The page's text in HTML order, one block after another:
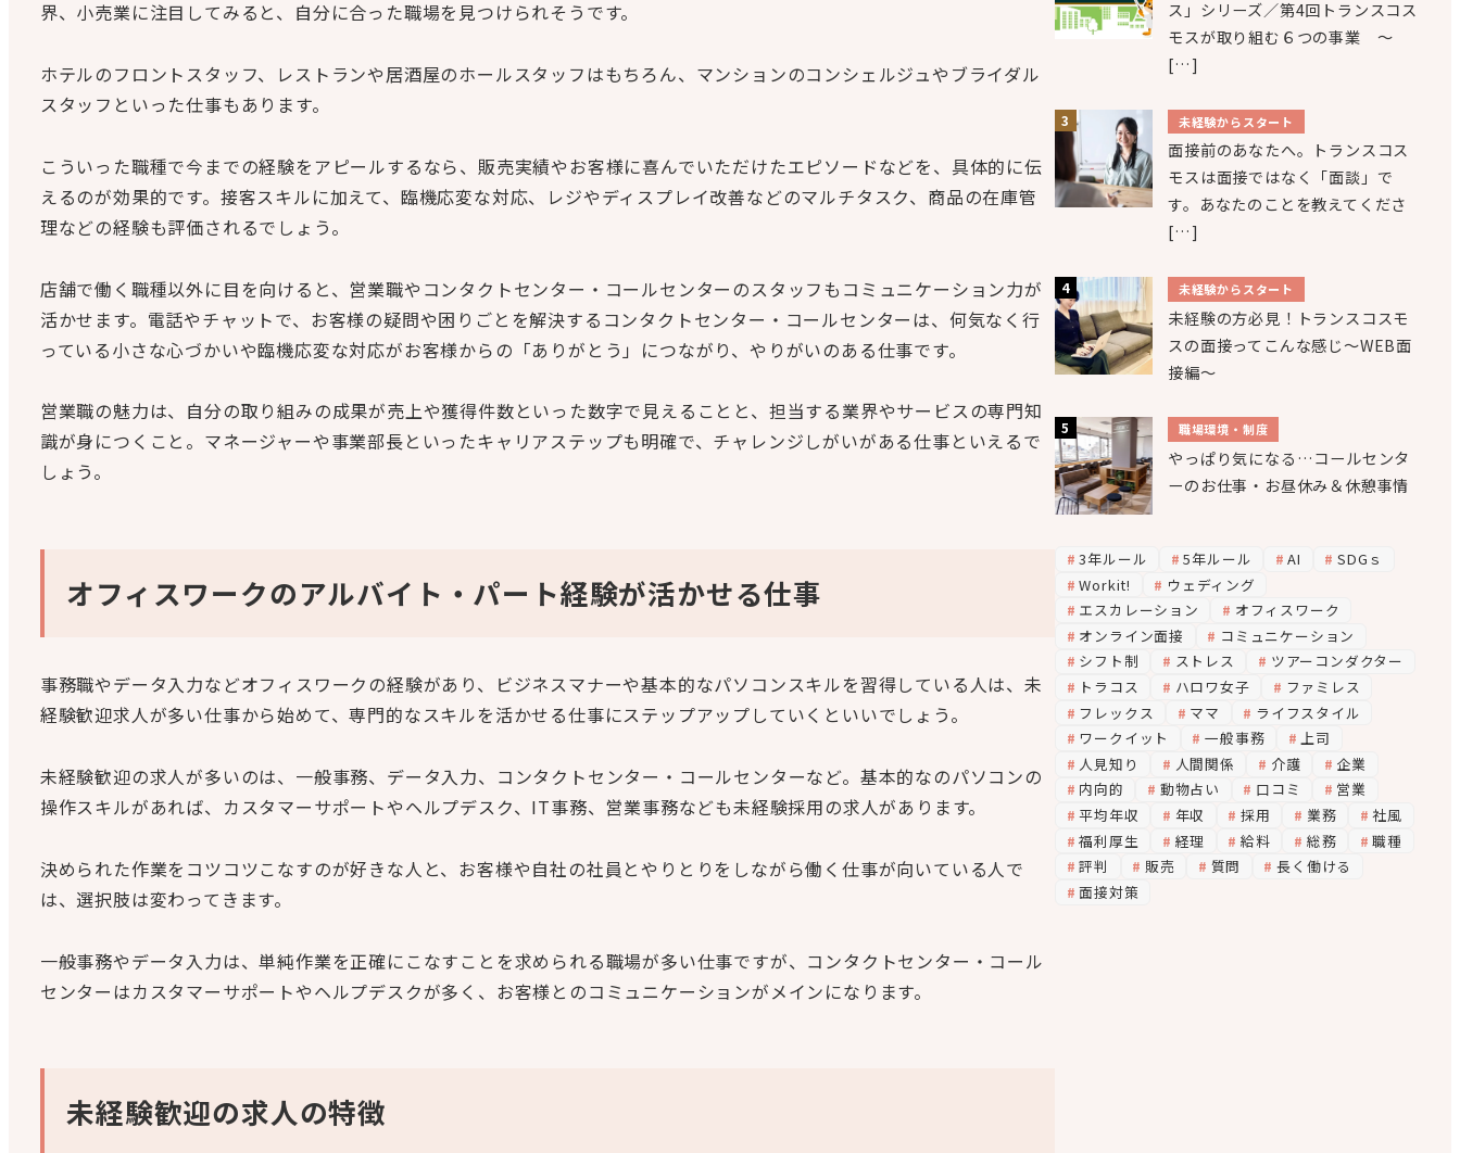
界、小売業に注目してみると、自分に合った職場を見つけられそうです。
ホテルのフロントスタッフ、レストランや居酒屋のホールスタッフはもちろん、マンションのコンシェルジュやブライダル
スタッフといった仕事もあります。
こういった職種で今までの経験をアピールするなら、販売実績やお客様に喜んでいただけたエピソードなどを、具体的に伝
えるのが効果的です。接客スキルに加えて、臨機応変な対応、レジやディスプレイ改善などのマルチタスク、商品の在庫管
理などの経験も評価されるでしょう。
店舗で働く職種以外に目を向けると、営業職やコンタクトセンター・コールセンターのスタッフもコミュニケーション力が
活かせます。電話やチャットで、お客様の疑問や困りごとを解決するコンタクトセンター・コールセンターは、何気なく行
っている小さな心づかいや臨機応変な対応がお客様からの「ありがとう」につながり、やりがいのある仕事です。
営業職の魅力は、自分の取り組みの成果が売上や獲得件数といった数字で見えることと、担当する業界やサービスの専門知
識が身につくこと。マネージャーや事業部長といったキャリアステップも明確で、チャレンジしがいがある仕事といえるで
しょう。
オフィスワークのアルバイト・パート経験が活かせる仕事
事務職やデータ入力などオフィスワークの経験があり、ビジネスマナーや基本的なパソコンスキルを習得している人は、未
経験歓迎求人が多い仕事から始めて、専門的なスキルを活かせる仕事にステップアップしていくといいでしょう。
未経験歓迎の求人が多いのは、一般事務、データ入力、コンタクトセンター・コールセンターなど。基本的なのパソコンの
操作スキルがあれば、カスタマーサポートやヘルプデスク、IT事務、営業事務なども未経験採用の求人があります。
決められた作業をコツコツこなすのが好きな人と、お客様や自社の社員とやりとりをしながら働く仕事が向いている人で
は、選択肢は変わってきます。
一般事務やデータ入力は、単純作業を正確にこなすことを求められる職場が多い仕事ですが、コンタクトセンター・コール
センターはカスタマーサポートやヘルプデスクが多く、お客様とのコミュニケーションがメインになります。
未経験歓迎の求人の特徴
ス」シリーズ／第4回トランスコス
モスが取り組む６つの事業 ～
[…]
未経験からスタート
面接前のあなたへ。トランスコス
モスは面接ではなく「面談」で
す。あなたのことを教えてくださ
[…]
未経験からスタート
未経験の方必見！トランスコスモ
スの面接ってこんな感じ～WEB面
接編～
職場環境・制度
やっぱり気になる…コールセンタ
ーのお仕事・お昼休み＆休憩事情
3年ルール 5年ルール AI
SDGｓ
Workit!
ウェディング
エスカレーション
オフィスワーク
オンライン面接
コミュニケーション
シフト制
ストレス
ツアーコンダクター
トラコス
ハロワ女子
ファミレス
フレックス
ママ
ライフスタイル
ワークイット
一般事務
上司
人見知り
人間関係 介護
企業
内向的
動物占い 口コミ
営業
平均年収
年収 採用 業務
社風
福利厚生
経理 給料 総務
職種
評判
販売 質問
長く働ける
面接対策